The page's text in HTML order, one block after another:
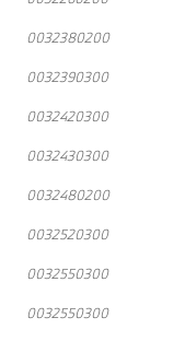
0032380200
0032390300
0032420300
0032430300
0032480200
0032520300
0032550300
0032550300